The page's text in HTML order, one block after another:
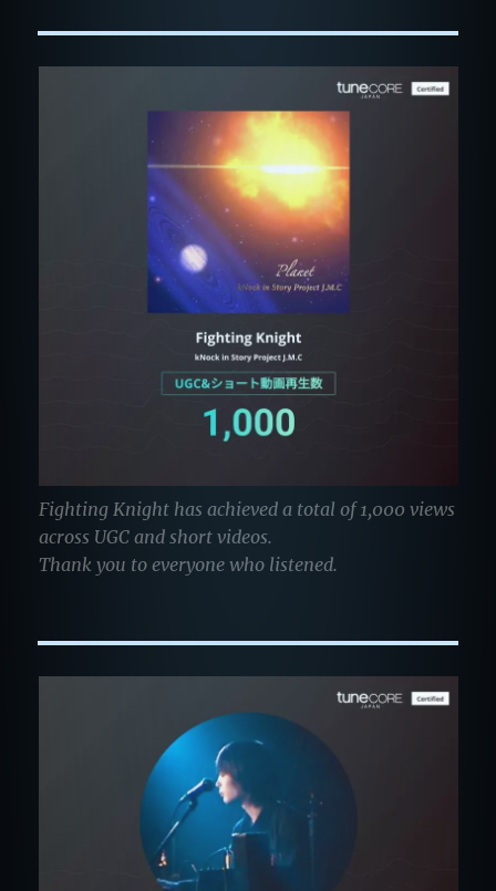
Fighting Knight has achieved a total of 1,000 views
across UGC and short videos.
Thank you to everyone who listened.